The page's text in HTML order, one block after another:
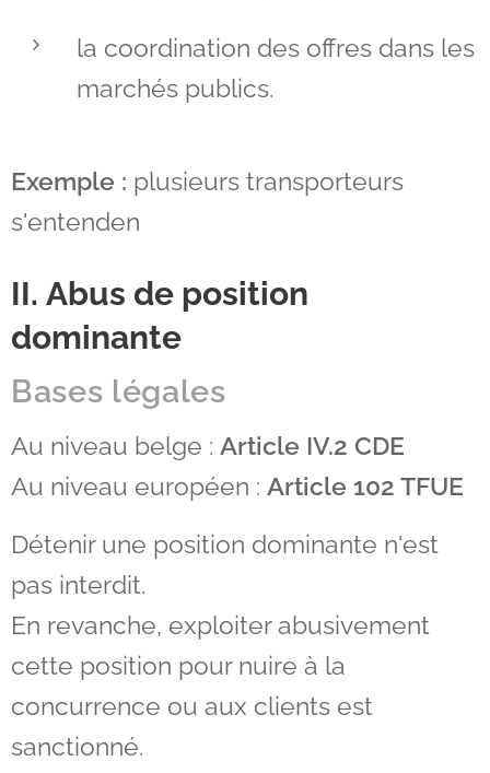
la coordination des offres dans les
marchés publics.
Exemple : plusieurs transporteurs
s'entenden
II. Abus de position
dominante
Bases légales
Au niveau belge : Article IV.2 CDE
Au niveau européen : Article 102 TFUE
Détenir une position dominante n'est
pas interdit.
En revanche, exploiter abusivement
cette position pour nuire à la
concurrence ou aux clients est
sanctionné.